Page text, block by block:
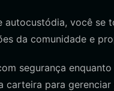
autocustódia, você se
da comunidade e
segurança
para